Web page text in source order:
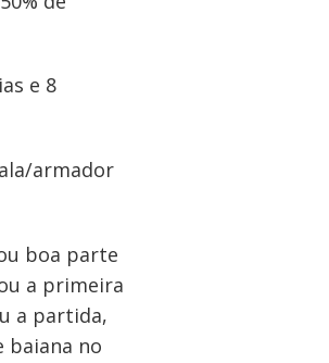
e 8
armador
boa parte
a primeira
a partida,
baiana no